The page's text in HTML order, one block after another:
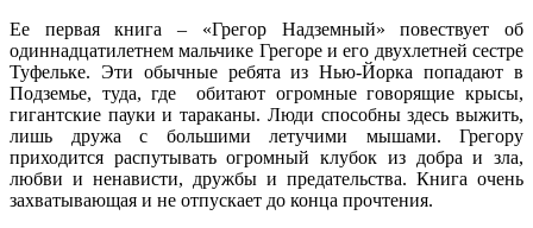
Ее первая книга – «Грегор Надземный» повествует об
одиннадцатилетнем мальчике Грегоре и его двухлетней сестре
Туфельке. Эти обычные ребята из Нью-Йорка попадают в
Подземье, туда, где обитают огромные говорящие крысы,
гигантские пауки и тараканы. Люди способны здесь выжить,
лишь дружа с большими летучими мышами. Грегору
приходится распутывать огромный клубок из добра и зла,
любви и ненависти, дружбы и предательства. Книга очень
захватывающая и не отпускает до конца прочтения.